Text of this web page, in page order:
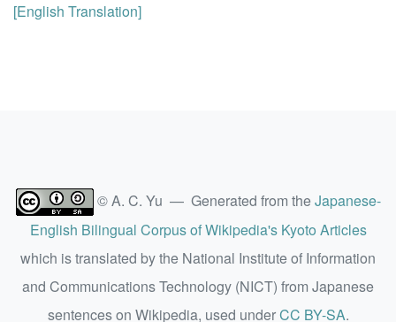
[English Translation]
© A. C. Yu — Generated from theJapanese-
English Bilingual Corpus of Wikipedia's Kyoto Articles
which is translated by the National Institute of Information
and Communications Technology (NICT) from Japanese
sentences on Wikipedia, used underCC BY-SA.